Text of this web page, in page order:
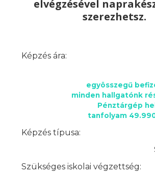
elvégzésével
szerezhetsz.
Képzés ára:
egyösszegű
minden hallgatónk
Pénztárgép
tanfolyam
Képzés típusa:
Szükséges iskolai végzettség: